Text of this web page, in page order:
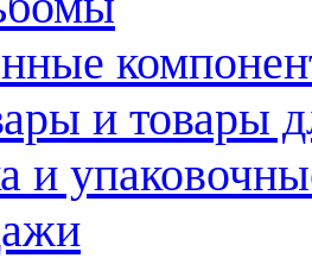
и товары
и